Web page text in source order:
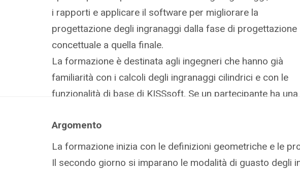
i rapporti e applicare il software per migliorare la
progettazione degli ingranaggi dalla fase di progettazione
concettuale a quella finale.
La formazione è destinata agli ingegneri che hanno già
familiarità con i calcoli degli ingranaggi cilindrici e con le
funzionalità di base di KISSsoft. Se un partecipante ha una
utente di KISSsoft, consigliamo vivamente di consultare i
tutorial di KISSsoft pubblicati sul nostro sito web prima
formazione
Argomento
La formazione inizia con le definizioni geometriche e le
Il secondo giorno si imparano le modalità di guasto degli